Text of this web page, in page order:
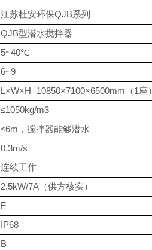
江苏杜安环保QJB系列
QJB型潜水搅拌器
5~40℃
6~9
L×W×H=10850×7100×6500mm （1 座
≤1050kg/m3
≤6m ， 搅拌器能够潜水
0.3m/s
连续工作
2.5kW/7A （供方核实）
F
IP68
B